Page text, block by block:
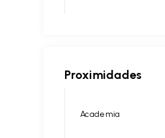
Proximidades
Academia